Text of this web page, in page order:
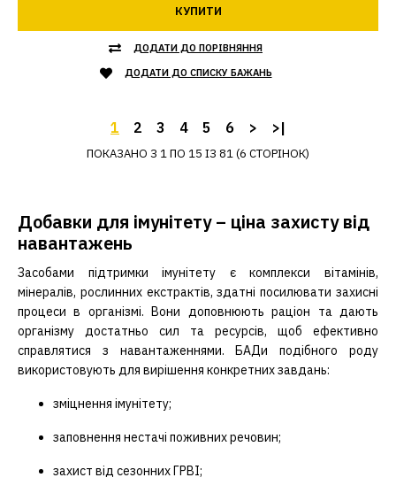
КУПИТИ
ДОДАТИ ДО ПОРІВНЯННЯ
ДОДАТИ ДО СПИСКУ БАЖАНЬ
1 2 3 4 5 6 > >|
ПОКАЗАНО З 1 ПО 15 ІЗ 81 (6 СТОРІНОК)
Добавки для імунітету – ціна захисту від
навантажень
Засобами підтримки імунітету є комплекси вітамінів,
мінералів, рослинних екстрактів, здатні посилювати захисні
процеси в організмі. Вони доповнюють раціон та дають
організму достатньо сил та ресурсів, щоб ефективно
справлятися з навантаженнями. БАДи подібного роду
використовують для вирішення конкретних завдань:
зміцнення імунітету;
заповнення нестачі поживних речовин;
захист від сезонних ГРВІ;